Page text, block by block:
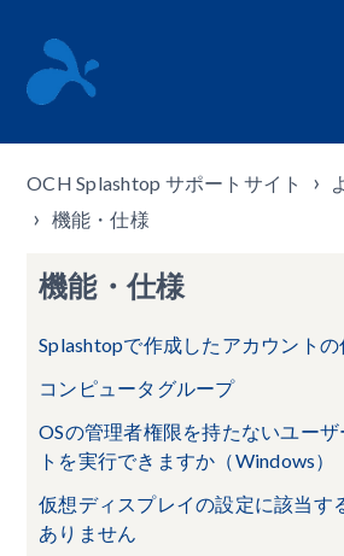
OCH Splashtop サポートサイト
機能・仕様
機能・仕様
Splashtopで作成したアカウントの
コンピュータグループ
OSの管理者権限を持たないユー
トを実行できますか（Windows）
仮想ディスプレイの設定に該当す
ありません